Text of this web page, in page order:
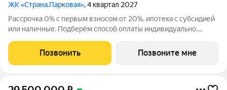
ЖК «Страна.Парковая», 4 квартал 2027
Рассрочка 0% с первым взносом от 20%, ипотека с субсидией
или наличные. Подберём способ оплаты индивидуально.
Продается 3комнатная квартира на 16 этаже от застройщика
Страна Девелопмент.
Позвонить Позвоните мне